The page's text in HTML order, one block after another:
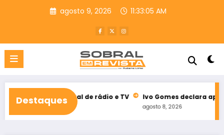
agosto 9, 2026 11:33:06 AM
Destaques
eleitoral de rádio e TV Ivo Gomes declara apoio à